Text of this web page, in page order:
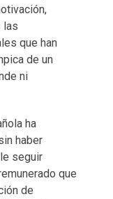
las
que han
de un
ni
ha
haber
seguir
que
de